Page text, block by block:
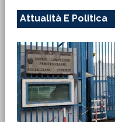
Attualità E Politica